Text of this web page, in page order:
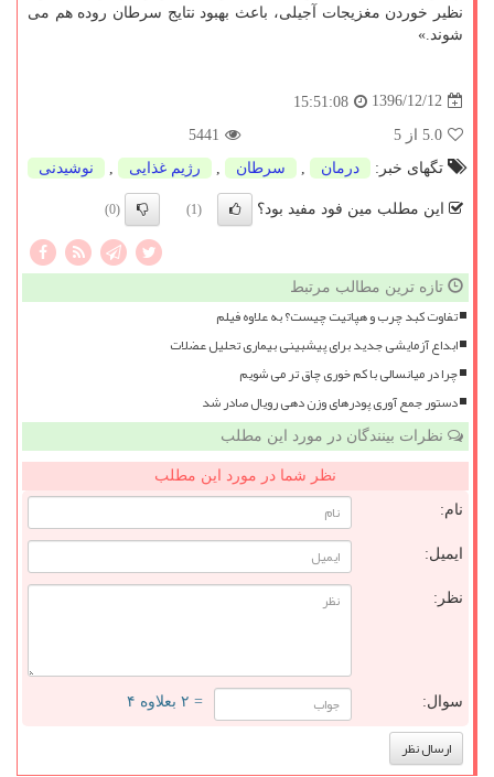
نظیر خوردن مغزیجات آجیلی، باعث بهبود نتایج سرطان روده هم می
شوند.»
1396/12/12
15:51:08
5.0 از 5
5441
تگهای خبر:
درمان سرطان رژیم غذایی نوشیدنی
این مطلب مین فود مفید بود؟ (1)
(0)
تازه ترین مطالب مرتبط
تفاوت کبد چرب و هپاتیت چیست؟ به علاوه فیلم
ابداع آزمایشی جدید برای پیشبینی بیماری تحلیل عضلات
چرا در میانسالی با کم خوری چاق تر می شویم
دستور جمع آوری پودرهای وزن دهی رویال صادر شد
نظرات بینندگان در مورد این مطلب
نظر شما در مورد این مطلب
نام:
ایمیل:
نظر:
سوال: = ۲ بعلاوه ۴